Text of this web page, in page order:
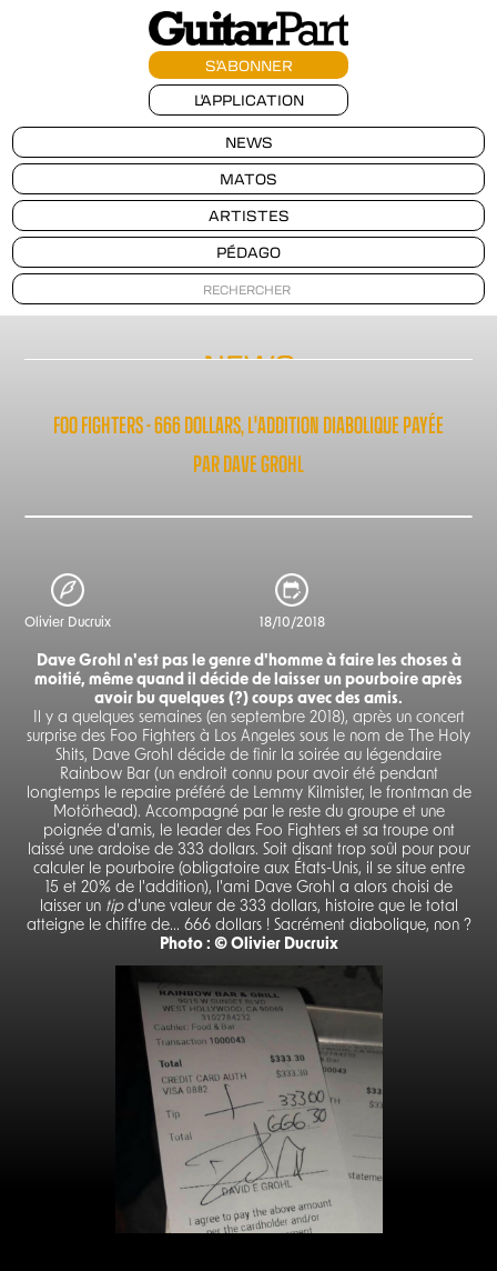
S'ABONNER
L'APPLICATION
NEWS
MATOS
ARTISTES
PÉDAGO
NEWS
FOO FIGHTERS - 666 DOLLARS, L'ADDITION DIABOLIQUE PAYÉE
PAR DAVE GROHL
Olivier Ducruix 18/10/2018
Dave Grohl n'est pas le genre d'homme à faire les choses à
moitié, même quand il décide de laisser un pourboire après
avoir bu quelques (?) coups avec des amis.
Il y a quelques semaines (en septembre 2018), après un concert
surprise des Foo Fighters à Los Angeles sous le nom de The Holy
Shits, Dave Grohl décide de finir la soirée au légendaire
Rainbow Bar (un endroit connu pour avoir été pendant
longtemps le repaire préféré de Lemmy Kilmister, le frontman de
Motörhead). Accompagné par le reste du groupe et une
poignée d'amis, le leader des Foo Fighters et sa troupe ont
laissé une ardoise de 333 dollars. Soit disant trop soûl pour pour
calculer le pourboire (obligatoire aux États-Unis, il se situe entre
15 et 20% de l'addition), l'ami Dave Grohl a alors choisi de
laisser un tipd'une valeur de 333 dollars, histoire que le total
atteigne le chiffre de... 666 dollars ! Sacrément diabolique, non ?
Photo : © Olivier Ducruix